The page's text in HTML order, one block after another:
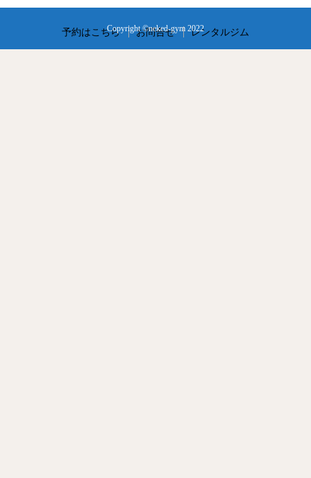
予約はこちら お問合せ レンタルジム
Copyright ©neked-gym 2022